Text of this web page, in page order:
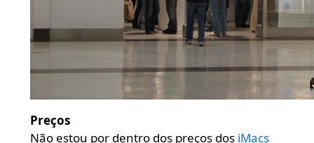
Preços
Não estou por dentro dos preços dos iMacs